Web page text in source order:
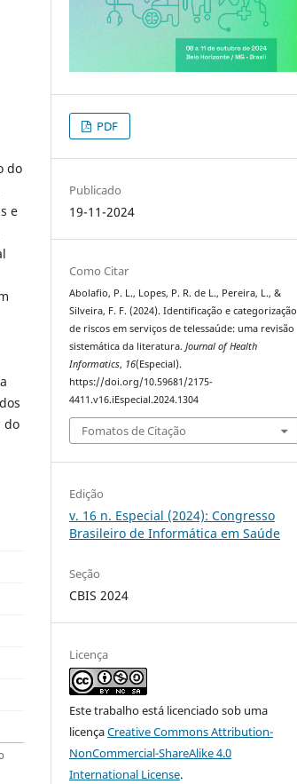
do
e
do
PDF
Publicado
19-11-2024
Como Citar
Abolafio, P. L., Lopes, P. R. de L., Pereira, L., &
Silveira, F. F. (2024). Identificação e categorização
de riscos em serviços de telessaúde: uma revisão
sistemática da literatura.Journal of Health
Informatics, 16(Especial).
https://doi.org/10.59681/2175-
4411.v16.iEspecial.2024.1304
Fomatos de Citação
Edição
v. 16 n. Especial (2024): Congresso
Brasileiro de Informática em Saúde
Seção
CBIS 2024
Licença
Este trabalho está licenciado sob uma
licençaCreative Commons Attribution-
NonCommercial-ShareAlike 4.0
International License.